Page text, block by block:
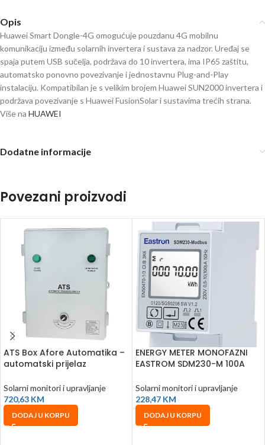
Opis
Huawei Smart Dongle-4G omogućuje pouzdanu 4G mobilnu
komunikaciju između solarnih invertera i sustava za nadzor. Uređaj se
spaja putem USB sučelja, podržava do 10 invertera, ima IP65 zaštitu,
automatsko ponovno povezivanje i jednostavnu Plug-and-Play
instalaciju. Kompatibilan je s velikim brojem Huawei SUN2000 invertera i
podržava povezivanje s Huawei FusionSolar i sustavima trećih strana.
Više na HUAWEI
Dodatne informacije
Povezani proizvodi
ATS Box Afore Automatika –
automatski prijelaz
Solarni monitori i upravljanje
720,63 KM
DODAJ U KORPU
ENERGY METER MONOFAZNI
EASTROM SDM230-M 100A
Solarni monitori i upravljanje
228,47 KM
DODAJ U KORPU